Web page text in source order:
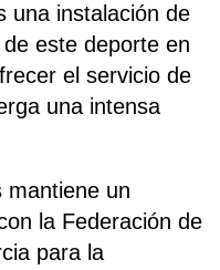
una instalación de
este deporte en
el servicio de
una intensa
mantiene un
la Federación de
para la